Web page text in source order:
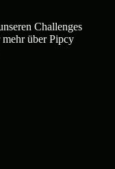
Challenges
mehr über Pipcy